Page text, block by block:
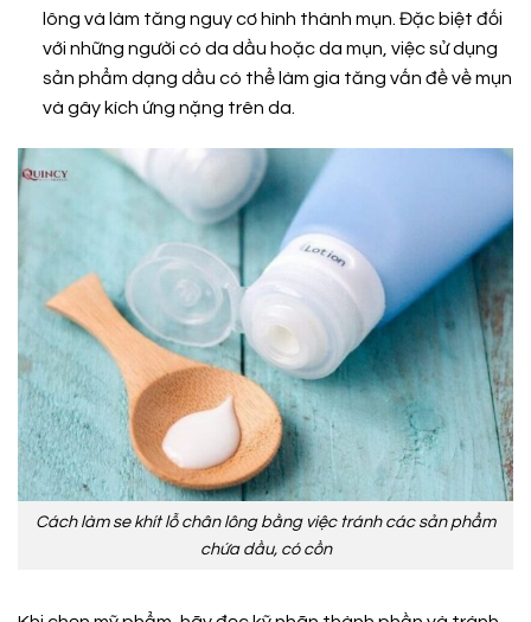
lông và làm tăng nguy cơ hình thành mụn. Đặc biệt đối
với những người có da dầu hoặc da mụn, việc sử dụng
sản phẩm dạng dầu có thể làm gia tăng vấn đề về mụn
và gây kích ứng nặng trên da.
Cách làm se khít lỗ chân lông bằng việc tránh các sản phẩm
chứa dầu, có cồn